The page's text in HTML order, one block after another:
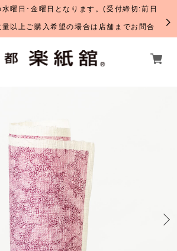
曜日･金曜日となります。(受付締切:前日
量以上ご購入希望の場合は店舗までお問合